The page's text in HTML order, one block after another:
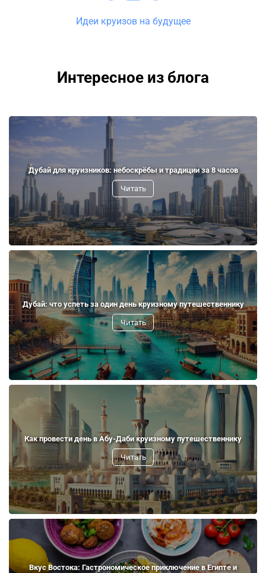
Идеи круизов на будущее
Интересное из блога
Дубай для круизников: небоскрёбы и традиции за 8 часов
Читать
Дубай: что успеть за один день круизному путешественнику
Читать
Как провести день в Абу-Даби круизному путешественнику
Читать
Вкус Востока: Гастрономическое приключение в Египте и